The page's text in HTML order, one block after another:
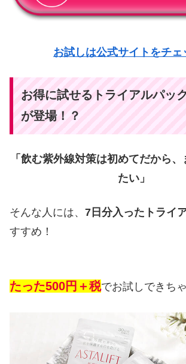
お試しは公式サイトをチェ
お得に試せるトライアルパッ
が登場！？
「飲む紫外線対策は初めてだから
たい」
そんな人には、 7日分入ったトライ
すすめ！
たった500円＋税でお試しできち